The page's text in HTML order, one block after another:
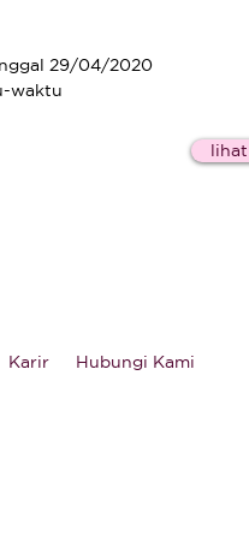
29/04/2020
waktu
Karir Hubungi Kami